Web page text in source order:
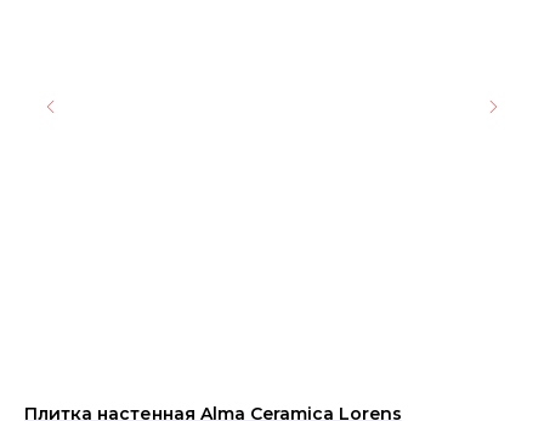
Плитка настенная Alma Ceramica Lorens